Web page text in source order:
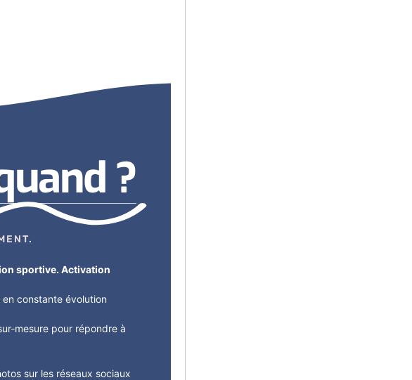
?
sportive. Activation
constante évolution
mesure pour répondre à
sur les réseaux sociaux